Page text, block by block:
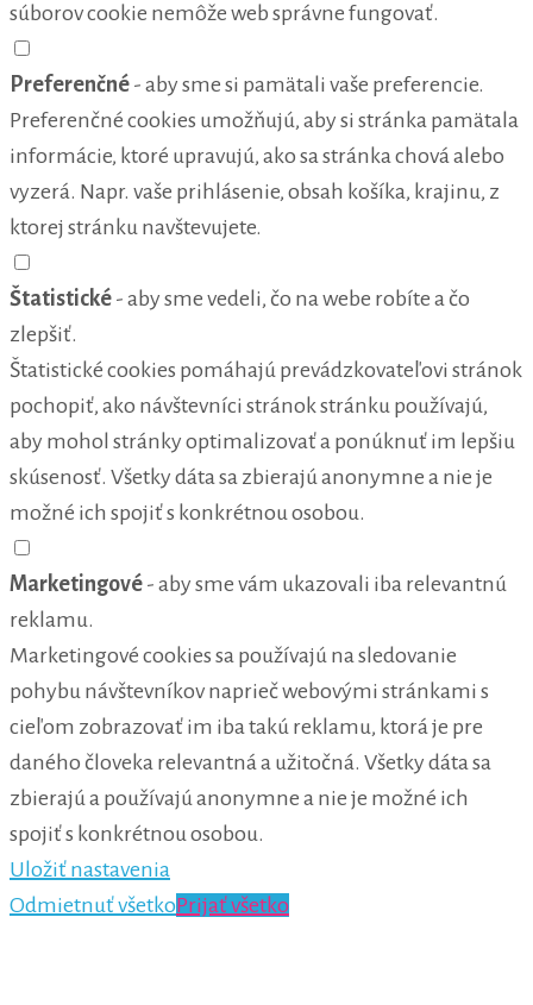
súborov cookie nemôže web správne fungovať.
Preferenčné - aby sme si pamätali vaše preferencie.
Preferenčné cookies umožňujú, aby si stránka pamätala
informácie, ktoré upravujú, ako sa stránka chová alebo
vyzerá. Napr. vaše prihlásenie, obsah košíka, krajinu, z
ktorej stránku navštevujete.
Štatistické - aby sme vedeli, čo na webe robíte a čo
zlepšiť.
Štatistické cookies pomáhajú prevádzkovateľovi stránok
pochopiť, ako návštevníci stránok stránku používajú,
aby mohol stránky optimalizovať a ponúknuť im lepšiu
skúsenosť. Všetky dáta sa zbierajú anonymne a nie je
možné ich spojiť s konkrétnou osobou.
Marketingové - aby sme vám ukazovali iba relevantnú
reklamu.
Marketingové cookies sa používajú na sledovanie
pohybu návštevníkov naprieč webovými stránkami s
cieľom zobrazovať im iba takú reklamu, ktorá je pre
daného človeka relevantná a užitočná. Všetky dáta sa
zbierajú a používajú anonymne a nie je možné ich
spojiť s konkrétnou osobou.
Uložiť nastavenia
Odmietnuť všetkoPrijať všetko